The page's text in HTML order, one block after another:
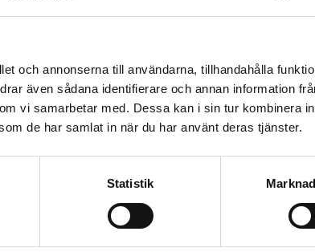
och annonserna till användarna, tillhandahålla
även sådana identifierare och annan information
vi samarbetar med. Dessa kan i sin tur kombinera
de har samlat in när du har använt deras tjänster.
Statistik